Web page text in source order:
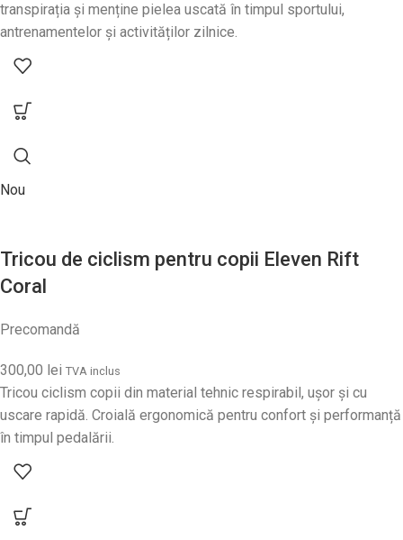
transpirația și menține pielea uscată în timpul sportului,
antrenamentelor și activităților zilnice.
Nou
Tricou de ciclism pentru copii Eleven Rift
Coral
Precomandă
300,00 lei TVA inclus
Tricou ciclism copii din material tehnic respirabil, ușor și cu
uscare rapidă. Croială ergonomică pentru confort și performanță
în timpul pedalării.